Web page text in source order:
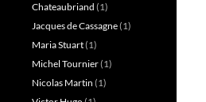
Chateaubriand (1)
Jacques de Cassagne(1)
Maria Stuart(1)
Michel Tournier(1)
Nicolas Martin (1)